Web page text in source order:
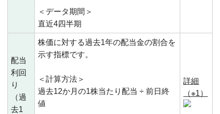
＜データ期間＞
直近4四半期
配当
利回
り
（過
去1
株価に対する過去1年の配当金の割合を
示す指標です。
＜計算方法＞
過去12か月の1株当たり配当 ÷ 前日終
値
詳細
（※1）